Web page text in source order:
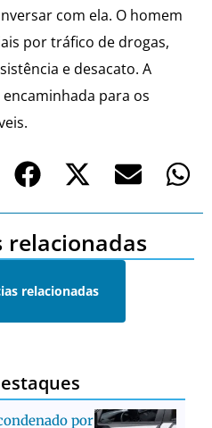
com ela. O homem
por tráfico de drogas,
e desacato. A
para os
relacionadas
relacionadas
por